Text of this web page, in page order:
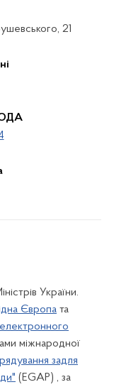
21
ОДА
України.
Європа та
міжнародної
задля
(EGAP) , за